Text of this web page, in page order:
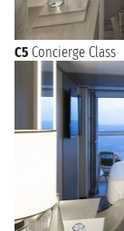
C5 Concierge Class